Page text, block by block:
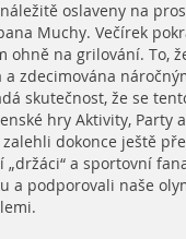
oslaveny na
Muchy. Večírek
ohně na grilování. To,
zdecimována
skutečnost, že se
hry Aktivity, Party
dokonce ještě
a sportovní
a podporovali naše